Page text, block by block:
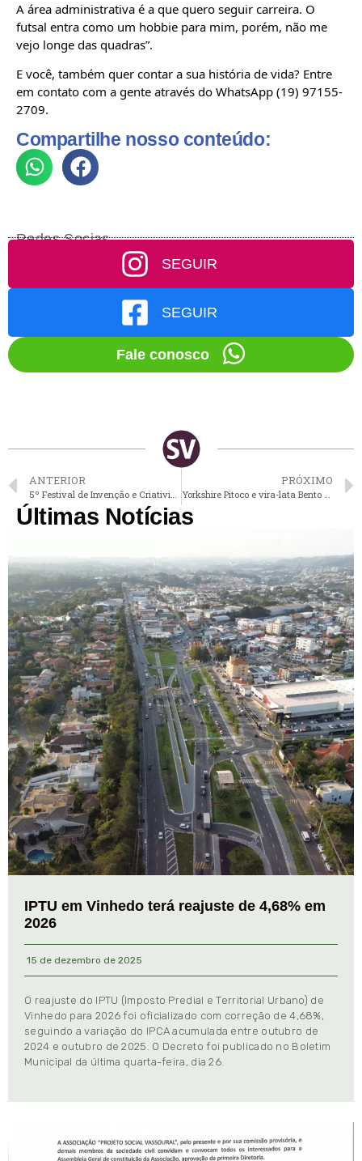
A área administrativa é a que quero seguir carreira. O
futsal entra como um hobbie para mim, porém, não me
vejo longe das quadras”.
E você, também quer contar a sua história de vida? Entre
em contato com a gente através do WhatsApp (19) 97155-
2709.
Compartilhe nosso conteúdo:
Redes Socias
SEGUIR
SEGUIR
Fale conosco
ANTERIOR PRÓXIMO
Últimas Notícias
IPTU em Vinhedo terá reajuste de 4,68% em
2026
15 de dezembro de 2025
O reajuste do IPTU (Imposto Predial e Territorial Urbano) de
Vinhedo para 2026 foi oficializado com correção de 4,68%,
seguindo a variação do IPCA acumulada entre outubro de
2024 e outubro de 2025. O Decreto foi publicado no Boletim
Municipal da última quarta-feira, dia 26.